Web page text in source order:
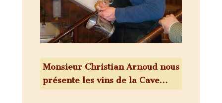
Monsieur Christian Arnoud nous
présente les vins de la Cave…